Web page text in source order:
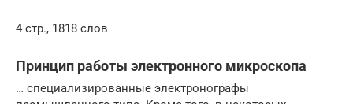
4 стр., 1818 слов
Принцип работы электронного микроскопа
… специализированные электронографы